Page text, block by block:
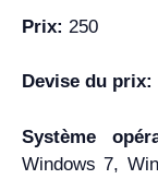
Prix: 250
Devise du prix:
Système
Windows 7,